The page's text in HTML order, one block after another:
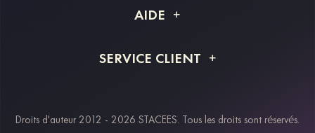
Livraison
AIDE
Retour et remboursement
SERVICE CLIENT
Modes de paiement
Droits d'auteur 2012 - 2026 STACEES. Tous les droits sont réservés.